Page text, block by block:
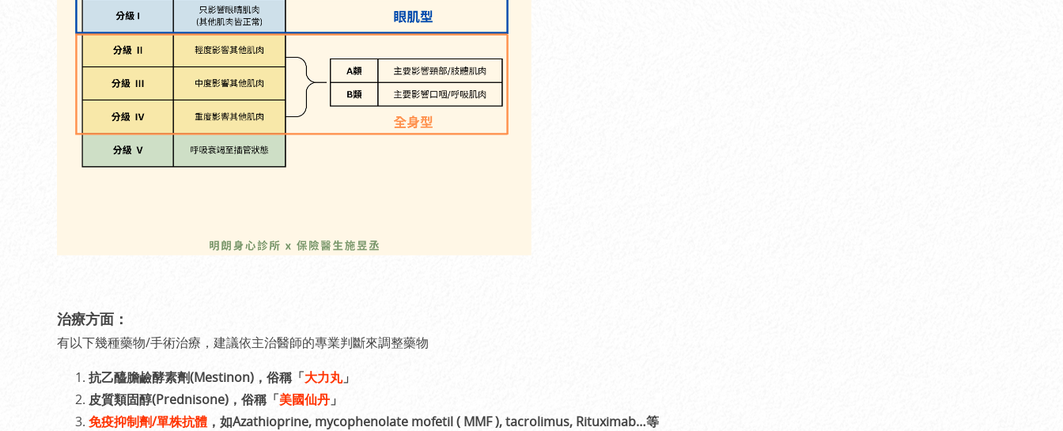
治療方面：
有以下幾種藥物/手術治療，建議依主治醫師的專業判斷來調整藥物
抗乙醯膽鹼酵素劑(Mestinon)，俗稱「大力丸」
皮質類固醇(Prednisone)，俗稱「美國仙丹 」
免疫抑制劑/單株抗體 ，如Azathioprine, mycophenolate mofetil ( MMF ), tacrolimus, Rituximab…等